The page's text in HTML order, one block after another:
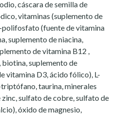
cáscara de semilla de
vitaminas (suplemento de
(fuente de vitamina
suplemento de niacina,
de vitamina B12 ,
suplemento de
vitamina D3, ácido fólico), L-
taurina, minerales
sulfato de cobre, sulfato de
óxido de magnesio,